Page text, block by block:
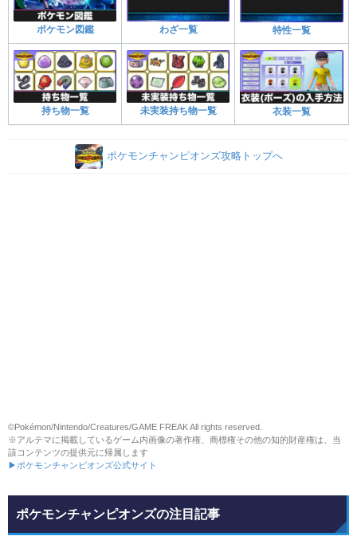
ポケモン図鑑 わざ一覧 特性一覧
持ち物一覧 未実装持ち物一覧 衣装一覧
ポケモンチャンピオンズ攻略トップへ
©Pokémon/Nintendo/Creatures/GAME FREAK All rights reserved.
※アルテマに掲載しているゲーム内画像の著作権、商標権その他の知的財産権は、当
該コンテンツの提供元に帰属します
▶ポケモンチャンピオンズ公式サイト
ポケモンチャンピオンズの注目記事